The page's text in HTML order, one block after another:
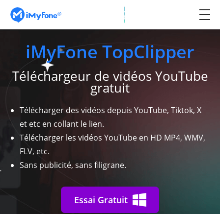
iMyFone TopClipper
Téléchargeur de vidéos YouTube
gratuit
Télécharger des vidéos depuis YouTube, Tiktok, X
et etc en collant le lien.
Télécharger les vidéos YouTube en HD MP4, WMV,
FLV, etc.
Sans publicité, sans filigrane.
Essai Gratuit